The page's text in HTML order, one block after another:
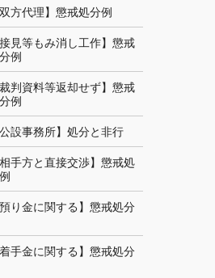
双方代理】懲戒処分例
接見等もみ消し工作】懲戒
例
裁判資料等返却せず】懲戒
例
公設事務所】処分と非行
相手方と直接交渉】懲戒処
預り金に関する】懲戒処分
着手金に関する】懲戒処分